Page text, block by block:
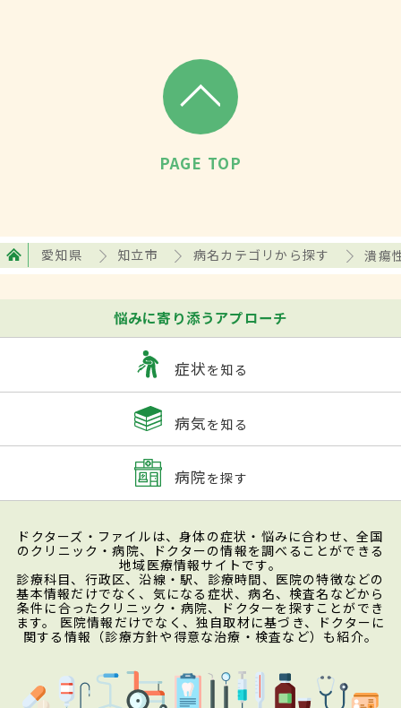
PAGE TOP
愛知県 知立市 病名カテゴリから探す 潰瘍
悩みに寄り添うアプローチ
症状を知る
病気を知る
病院を探す
ドクターズ・ファイルは、身体の症状・悩みに合わせ、全国
のクリニック・病院、ドクターの情報を調べることができる
地域医療情報サイトです。
診療科目、行政区、沿線・駅、診療時間、医院の特徴などの
基本情報だけでなく、気になる症状、病名、検査名などから
条件に合ったクリニック・病院、ドクターを探すことができ
ます。 医院情報だけでなく、独自取材に基づき、ドクターに
関する情報（診療方針や得意な治療・検査など）も紹介。